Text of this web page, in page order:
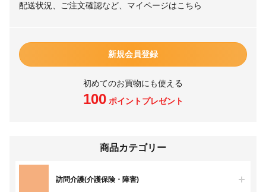
配送状況、ご注文確認など、マイページはこちら
新規会員登録
初めてのお買物にも使える
100ポイントプレゼント
商品カテゴリー
訪問介護(介護保険・障害)